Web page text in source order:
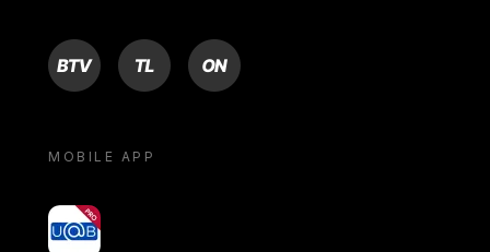
BTV TL ON
MOBILE APP
yoU@B